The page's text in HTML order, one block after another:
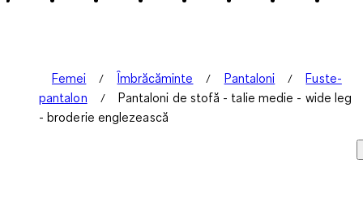
Femei Îmbrăcăminte Pantaloni
Fuste-
pantalon
Pantaloni de stofă - talie medie - wide leg
- broderie englezească